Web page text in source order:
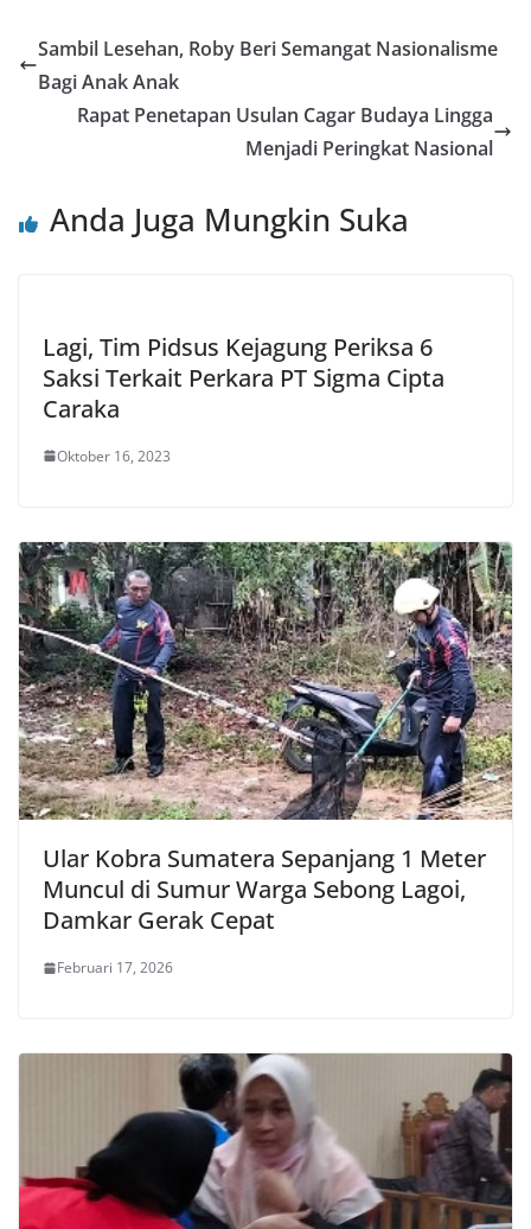
Sambil Lesehan, Roby Beri Semangat Nasionalisme
Bagi Anak Anak
Rapat Penetapan Usulan Cagar Budaya Lingga
Menjadi Peringkat Nasional
Anda Juga Mungkin Suka
Lagi, Tim Pidsus Kejagung Periksa 6
Saksi Terkait Perkara PT Sigma Cipta
Caraka
Oktober 16, 2023
Ular Kobra Sumatera Sepanjang 1 Meter
Muncul di Sumur Warga Sebong Lagoi,
Damkar Gerak Cepat
Februari 17, 2026